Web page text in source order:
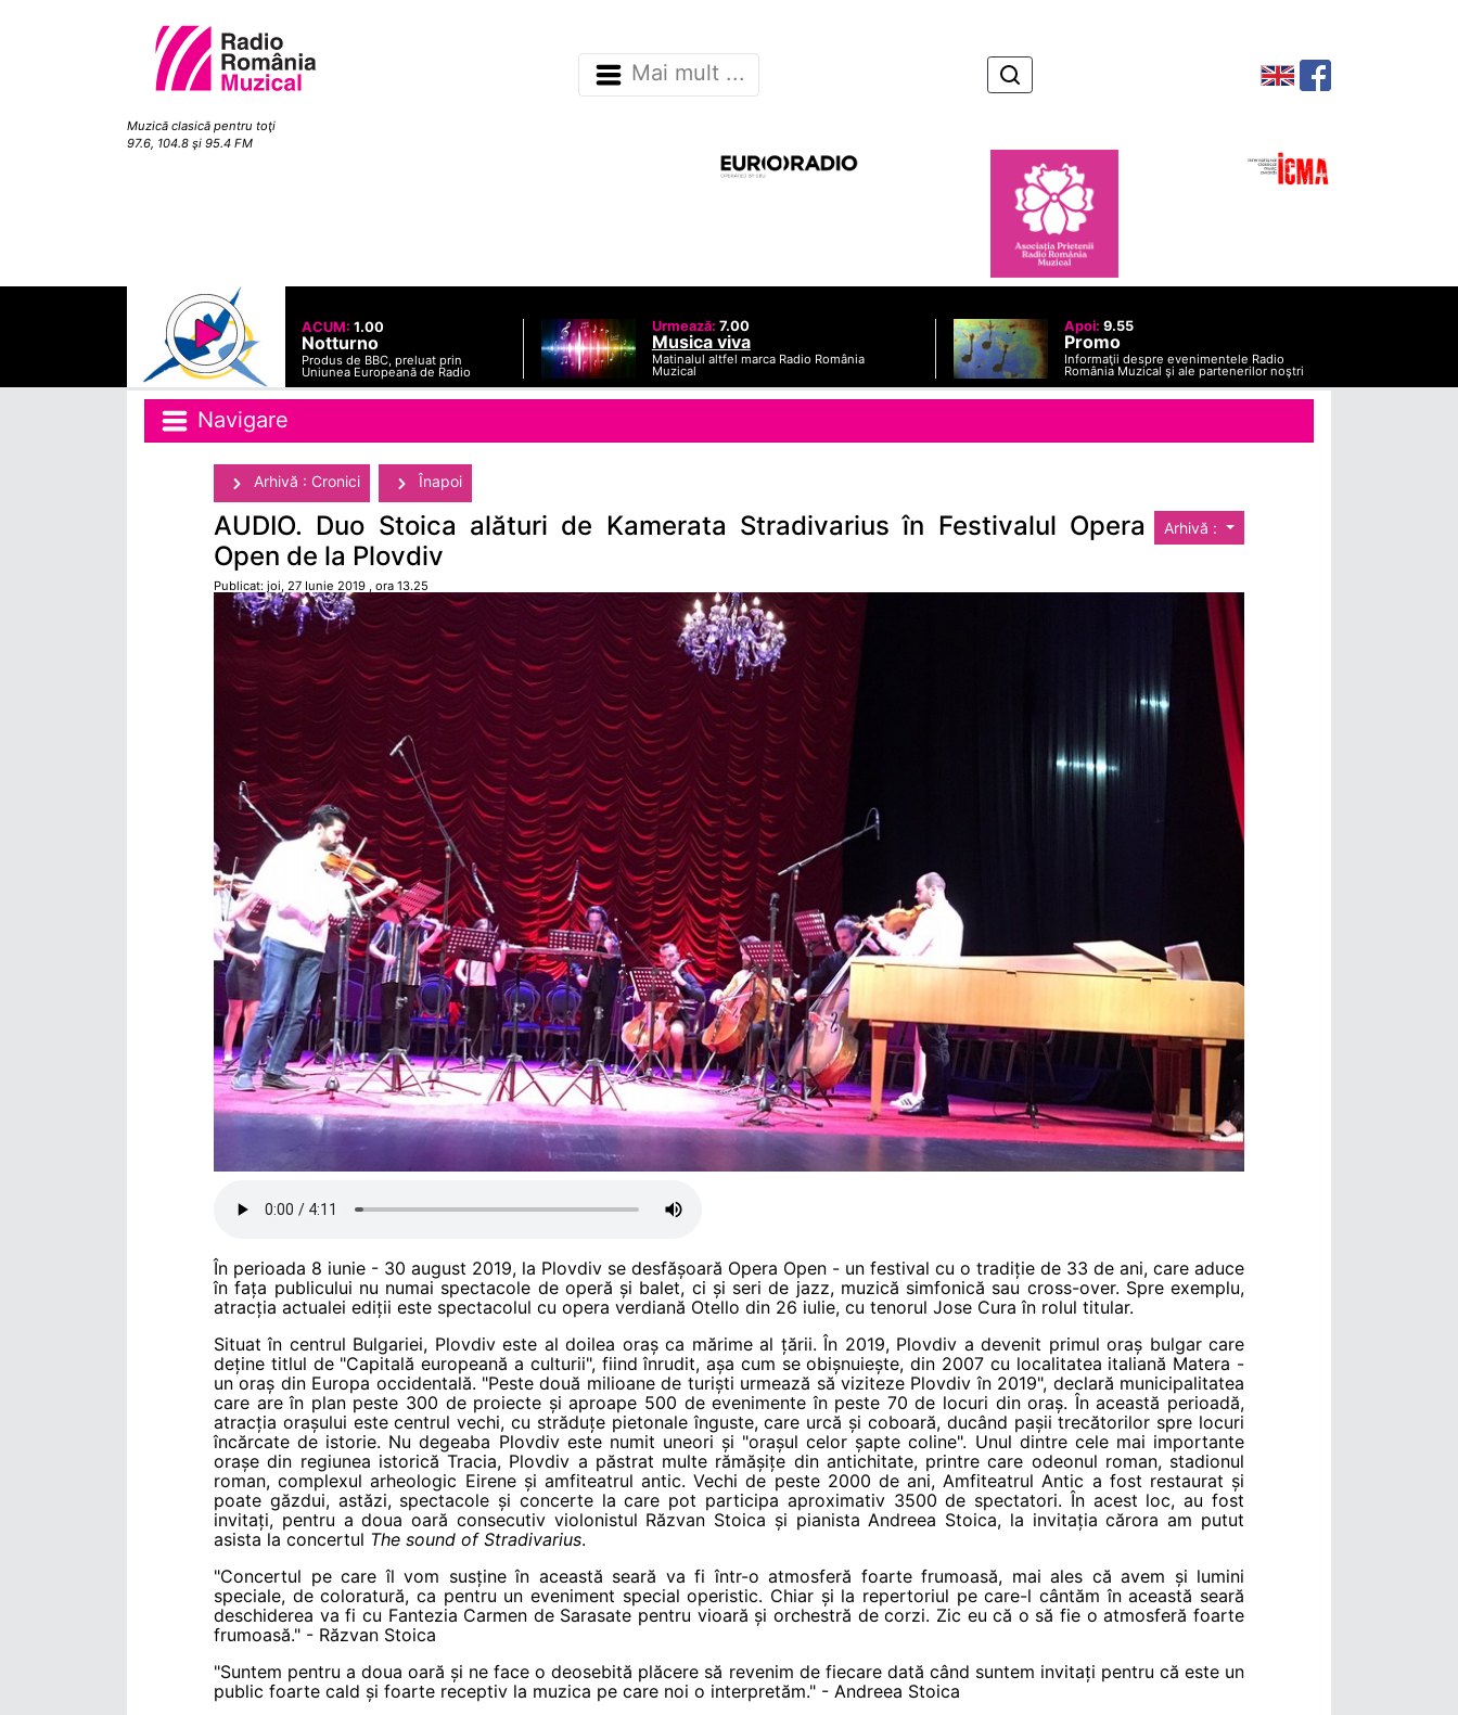
Muzică clasică pentru toţi
97.6, 104.8 şi 95.4 FM
Mai mult ...
ACUM: 1.00
Notturno
Produs de BBC, preluat prin
Uniunea Europeană de Radio
Urmează: 7.00
Musica viva
Matinalul altfel marca Radio România
Muzical
Apoi: 9.55
Promo
Informaţii despre evenimentele Radio
România Muzical şi ale partenerilor noştri
Navigare
Arhivă : Cronici Înapoi
Arhivă :
AUDIO. Duo Stoica alături de Kamerata Stradivarius în Festivalul Opera
Open de la Plovdiv
Publicat: joi, 27 Iunie 2019 , ora 13.25
În perioada 8 iunie - 30 august 2019, la Plovdiv se desfășoară Opera Open - un festival cu o tradiție de 33 de ani, care aduce
în fața publicului nu numai spectacole de operă și balet, ci și seri de jazz, muzică simfonică sau cross-over. Spre exemplu,
atracția actualei ediții este spectacolul cu opera verdiană Otello din 26 iulie, cu tenorul Jose Cura în rolul titular.
Situat în centrul Bulgariei, Plovdiv este al doilea oraș ca mărime al țării. În 2019, Plovdiv a devenit primul oraș bulgar care
deține titlul de "Capitală europeană a culturii", fiind înrudit, așa cum se obișnuiește, din 2007 cu localitatea italiană Matera -
un oraș din Europa occidentală. "Peste două milioane de turiști urmează să viziteze Plovdiv în 2019", declară municipalitatea
care are în plan peste 300 de proiecte și aproape 500 de evenimente în peste 70 de locuri din oraș. În această perioadă,
atracția orașului este centrul vechi, cu străduțe pietonale înguste, care urcă și coboară, ducând pașii trecătorilor spre locuri
încărcate de istorie. Nu degeaba Plovdiv este numit uneori și "orașul celor șapte coline". Unul dintre cele mai importante
orașe din regiunea istorică Tracia, Plovdiv a păstrat multe rămășițe din antichitate, printre care odeonul roman, stadionul
roman, complexul arheologic Eirene și amfiteatrul antic. Vechi de peste 2000 de ani, Amfiteatrul Antic a fost restaurat și
poate găzdui, astăzi, spectacole și concerte la care pot participa aproximativ 3500 de spectatori. În acest loc, au fost
invitați, pentru a doua oară consecutiv violonistul Răzvan Stoica și pianista Andreea Stoica, la invitația cărora am putut
asista la concertul The sound of Stradivarius.
"Concertul pe care îl vom susține în această seară va fi într-o atmosferă foarte frumoasă, mai ales că avem și lumini
speciale, de coloratură, ca pentru un eveniment special operistic. Chiar și la repertoriul pe care-l cântăm în această seară
deschiderea va fi cu Fantezia Carmen de Sarasate pentru vioară și orchestră de corzi. Zic eu că o să fie o atmosferă foarte
frumoasă." - Răzvan Stoica
"Suntem pentru a doua oară și ne face o deosebită plăcere să revenim de fiecare dată când suntem invitați pentru că este un
public foarte cald și foarte receptiv la muzica pe care noi o interpretăm." - Andreea Stoica